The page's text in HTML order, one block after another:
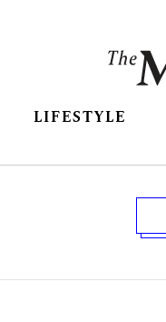
LIFESTYLE